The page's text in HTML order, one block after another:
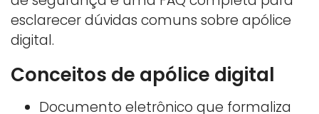
esclarecer dúvidas comuns sobre apólice
digital.
Conceitos de apólice digital
Documento eletrônico que formaliza